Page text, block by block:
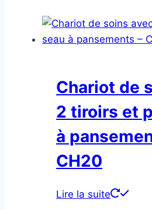
Chariot de
2 tiroirs et
à
CH20
Lire la suite